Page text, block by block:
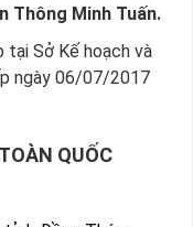
Thông Minh Tuấn.
tại Sở Kế hoạch và
ngày 06/07/2017
QUỐC